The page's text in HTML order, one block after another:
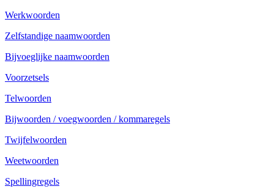
Werkwoorden
Zelfstandige naamwoorden
Bijvoeglijke naamwoorden
Voorzetsels
Telwoorden
Bijwoorden / voegwoorden / kommaregels
Twijfelwoorden
Weetwoorden
Spellingregels